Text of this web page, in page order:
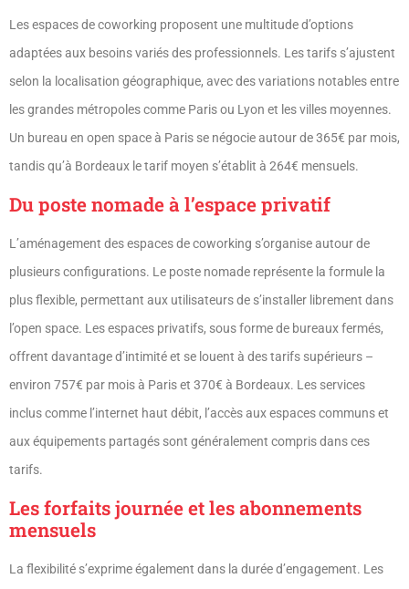
Les espaces de coworking proposent une multitude d’options
adaptées aux besoins variés des professionnels. Les tarifs s’ajustent
selon la localisation géographique, avec des variations notables entre
les grandes métropoles comme Paris ou Lyon et les villes moyennes.
Un bureau en open space à Paris se négocie autour de 365€ par mois,
tandis qu’à Bordeaux le tarif moyen s’établit à 264€ mensuels.
Du poste nomade à l’espace privatif
L’aménagement des espaces de coworking s’organise autour de
plusieurs configurations. Le poste nomade représente la formule la
plus flexible, permettant aux utilisateurs de s’installer librement dans
l’open space. Les espaces privatifs, sous forme de bureaux fermés,
offrent davantage d’intimité et se louent à des tarifs supérieurs –
environ 757€ par mois à Paris et 370€ à Bordeaux. Les services
inclus comme l’internet haut débit, l’accès aux espaces communs et
aux équipements partagés sont généralement compris dans ces
tarifs.
Les forfaits journée et les abonnements
mensuels
La flexibilité s’exprime également dans la durée d’engagement. Les